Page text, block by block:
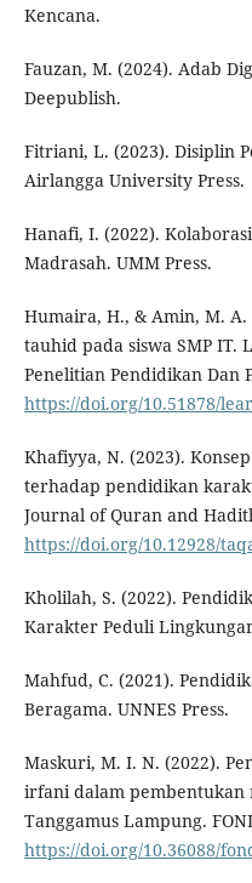
Kencana.
Fauzan, M. (2024). Adab
Deepublish.
Fitriani, L. (2023). Disiplin
Airlangga University Press.
Hanafi, I. (2022).
Madrasah. UMM Press.
Humaira, H., & Amin, M.
tauhid pada siswa SMP IT.
Penelitian Pendidikan Dan
https://doi.org/10.51878/
Khafiyya, N. (2023).
terhadap pendidikan
Journal of Quran and
https://doi.org/10.12928/
Kholilah, S. (2022).
Karakter Peduli
Mahfud, C. (2021).
Beragama. UNNES Press.
Maskuri, M. I. N. (2022).
irfani dalam pembentukan
Tanggamus Lampung.
https://doi.org/10.36088/